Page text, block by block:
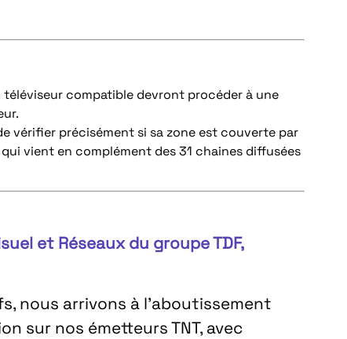
compatible devront procéder à une
vérifier précisément si sa zone est couverte par
vient en complément des 31 chaines diffusées
et Réseaux du groupe TDF,
nous arrivons à l’aboutissement
sur nos émetteurs TNT, avec